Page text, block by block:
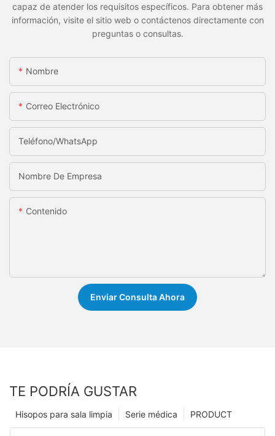
capaz de atender los requisitos específicos. Para obtener más
información, visite el sitio web o contáctenos directamente con
preguntas o consultas.
Nombre
Correo Electrónico
Teléfono/WhatsApp
Nombre De Empresa
Contenido
Enviar Consulta Ahora
TE PODRÍA GUSTAR
PRODUCT
Serie médica
Hisopos para sala limpia